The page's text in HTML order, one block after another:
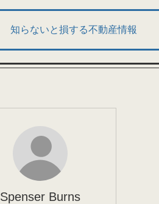
知らないと損する不動産情報
Spenser Burns